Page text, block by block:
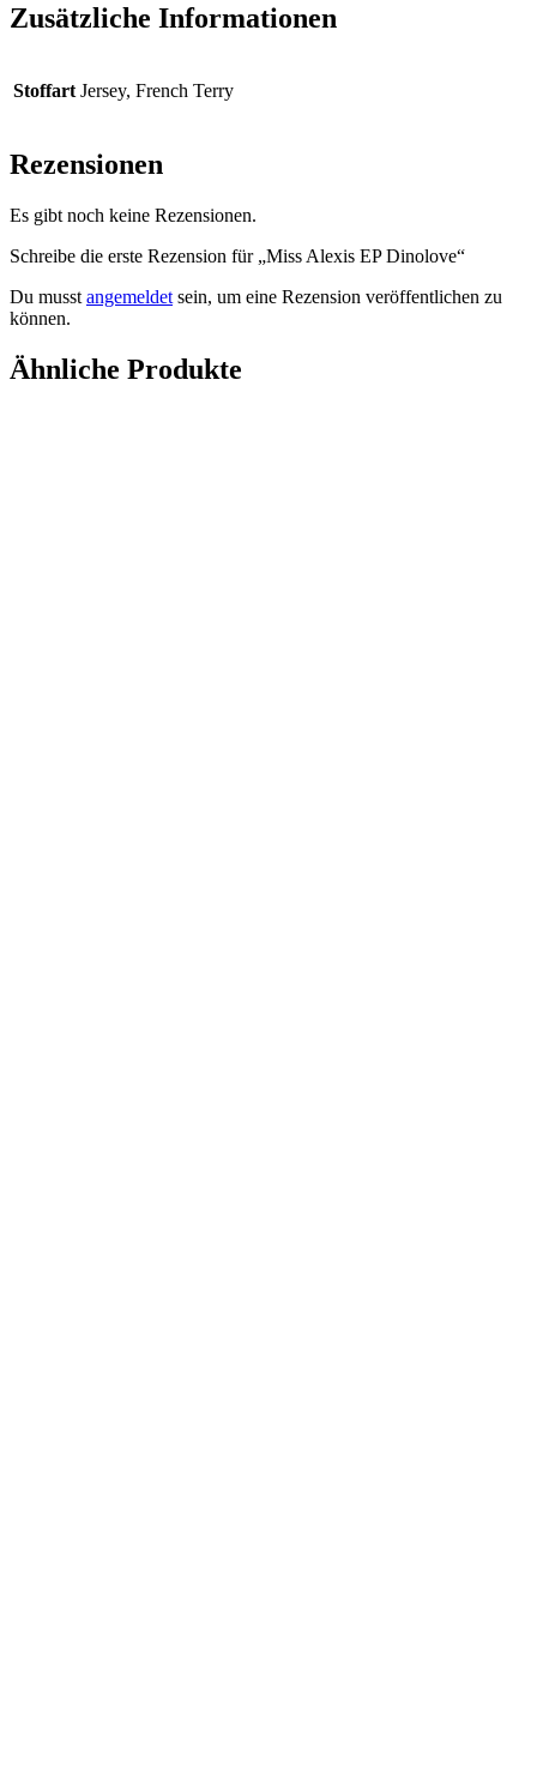
Zusätzliche Informationen
Stoffart Jersey, French Terry
Rezensionen
Es gibt noch keine Rezensionen.
Schreibe die erste Rezension für „Miss Alexis EP Dinolove“
Du musst angemeldet sein, um eine Rezension veröffentlichen zu
können.
Ähnliche Produkte